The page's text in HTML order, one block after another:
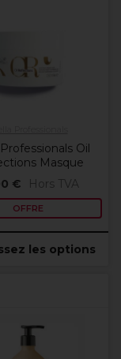
Oil
Masque
€
Hors TVA
OFFRE
les options